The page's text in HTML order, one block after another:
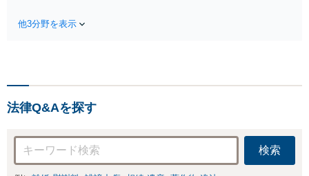
しい地域の皆さまも、
休日対応可】
他3分野を表示
法律Q&Aを探す
検索